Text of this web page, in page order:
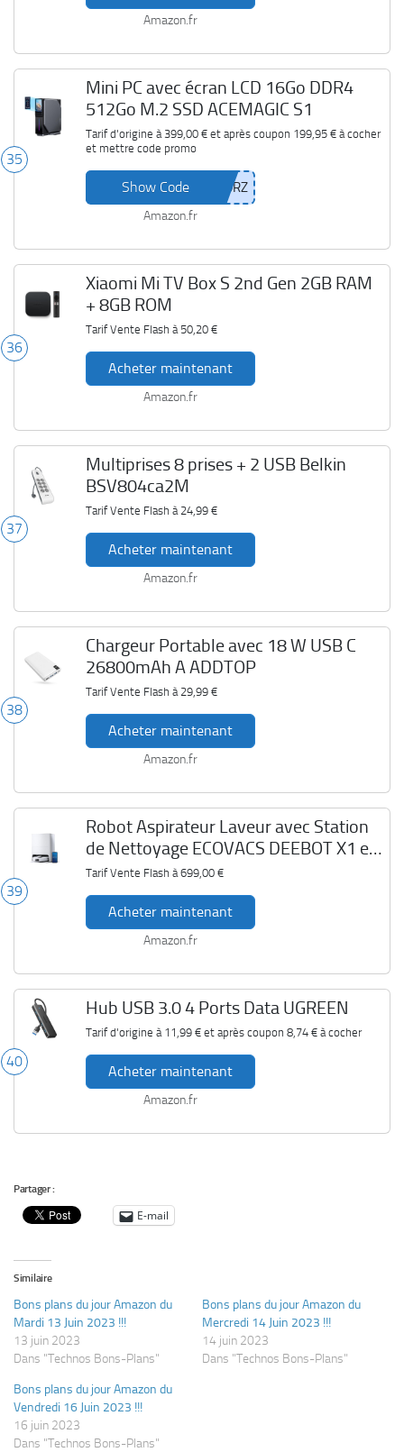
Amazon.fr
35
Mini PC avec écran LCD 16Go DDR4
512Go M.2 SSD ACEMAGIC S1
Tarif d'origine à 399,00 €et après coupon 199,95 €à cocher
et mettre code promo
Show Code
Amazon.fr
36
Xiaomi Mi TV Box S 2nd Gen 2GB RAM
+ 8GB ROM
Tarif Vente Flash à 50,20 €
Acheter maintenant
Amazon.fr
37
Multiprises 8 prises + 2 USB Belkin
BSV804ca2M
Tarif Vente Flash à 24,99 €
Acheter maintenant
Amazon.fr
38
Chargeur Portable avec 18 W USB C
26800mAh A ADDTOP
Tarif Vente Flash à 29,99 €
Acheter maintenant
Amazon.fr
39
Robot Aspirateur Laveur avec Station
de Nettoyage ECOVACS DEEBOT X1 e
OMNI
Tarif Vente Flash à699,00 €
Acheter maintenant
Amazon.fr
40
Hub USB 3.0 4 Ports Data UGREEN
Tarif d'origine à 11,99 €et après coupon 8,74 €à cocher
Acheter maintenant
Amazon.fr
Partager :
E-mail
Similaire
Bons plans du jour Amazon du
Mardi 13 Juin 2023 !!!
13 juin 2023
Dans "Technos Bons-Plans"
Bons plans du jour Amazon du
Mercredi 14 Juin 2023 !!!
14 juin 2023
Dans "Technos Bons-Plans"
Bons plans du jour Amazon du
Vendredi 16 Juin 2023 !!!
16 juin 2023
Dans "Technos Bons-Plans"